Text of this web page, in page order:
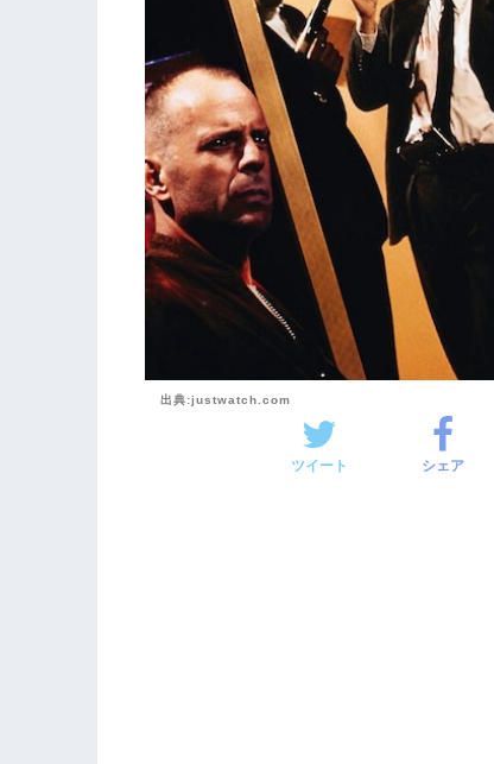
出典:justwatch.com
ツイート シェア